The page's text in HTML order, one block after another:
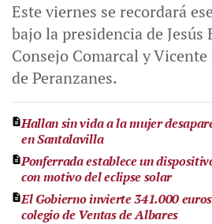
Este viernes se recordará
bajo la presidencia de Jesús
Consejo Comarcal y
de Peranzanes.
Hallan sin vida a la mujer
en Santalavilla
Ponferrada establece un
con motivo del eclipse solar
El Gobierno invierte 341.000
colegio de Ventas de Albares